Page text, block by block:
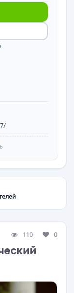
110 0